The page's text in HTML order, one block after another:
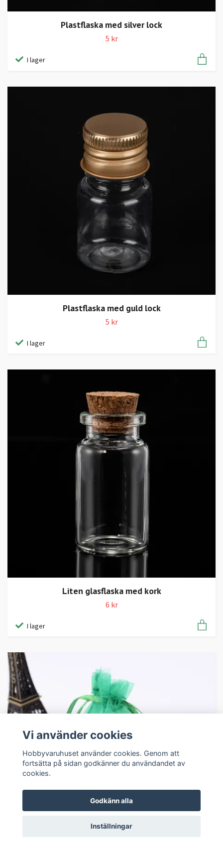
Plastflaska med silver lock
5 kr
I lager
Plastflaska med guld lock
5 kr
I lager
Liten glasflaska med kork
6 kr
I lager
Vi använder cookies
Hobbyvaruhuset använder cookies. Genom att
fortsätta på sidan godkänner du användandet av
cookies.
Godkänn alla
Inställningar